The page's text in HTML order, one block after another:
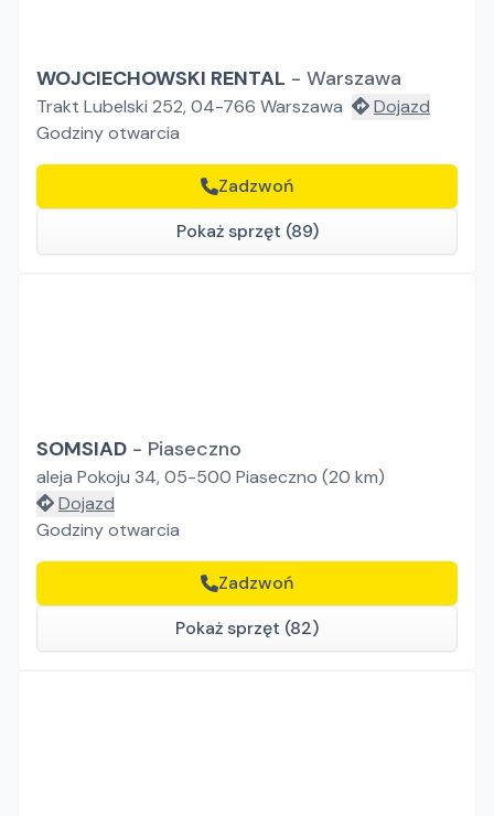
WOJCIECHOWSKI RENTAL - Warszawa
Trakt Lubelski 252, 04-766 Warszawa
Dojazd
Godziny otwarcia
Zadzwoń
Pokaż sprzęt (89)
SOMSIAD - Piaseczno
aleja Pokoju 34, 05-500 Piaseczno (20 km)
Dojazd
Godziny otwarcia
Zadzwoń
Pokaż sprzęt (82)